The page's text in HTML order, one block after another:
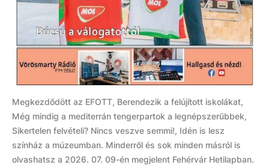
Megkezdődött az EFOTT, Berendezik a felújított iskolákat,
Még mindig a mediterrán tengerpartok a legnépszerűbbek,
Sikertelen felvételi? Nincs veszve semmi!, Idén is lesz
színház a múzeumban. Minderről és sok minden másról is
olvashatsz a 2026. 07. 09-én megjelent Fehérvár Hetilapban.